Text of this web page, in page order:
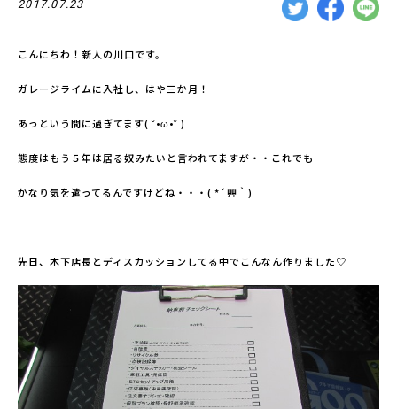
2017.07.23
こんにちわ！新人の川口です。
ガレージライムに入社し、はや三か月！
あっという間に過ぎてます( ˘•ω•˘ )
態度はもう５年は居る奴みたいと言われてますが・・これでも
かなり気を遣ってるんですけどね・・・( *´艸｀)
先日、木下店長とディスカッションしてる中でこんなん作りました♡